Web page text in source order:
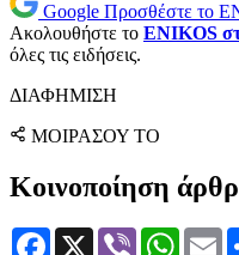
Google Προσθέστε το
Ακολουθήστε το ENIKOS
όλες τις ειδήσεις.
ΔΙΑΦΗΜΙΣΗ
ΜΟΙΡΑΣΟΥ ΤΟ
Κοινοποίηση
Facebook
X Viber